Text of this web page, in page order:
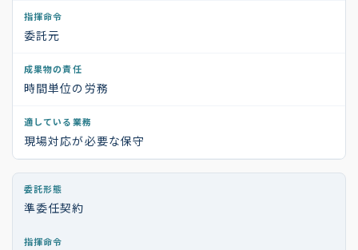
委託元
時間単位の労務
現場対応が必要な保守
準委任契約